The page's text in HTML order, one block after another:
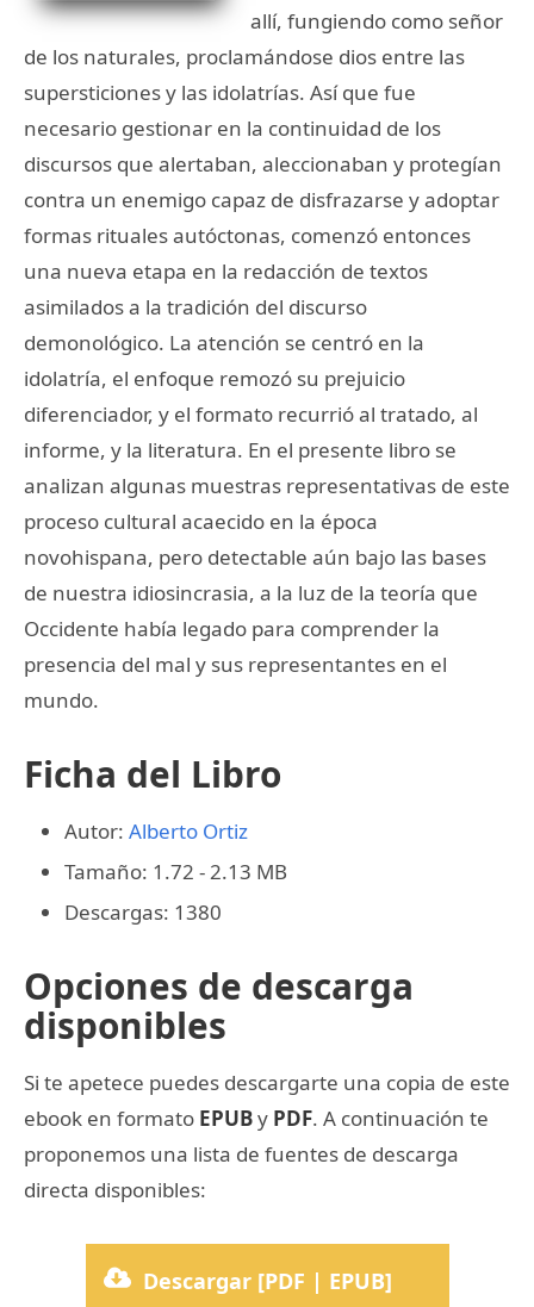
allí, fungiendo como señor
de los naturales, proclamándose dios entre las
supersticiones y las idolatrías. Así que fue
necesario gestionar en la continuidad de los
discursos que alertaban, aleccionaban y protegían
contra un enemigo capaz de disfrazarse y adoptar
formas rituales autóctonas, comenzó entonces
una nueva etapa en la redacción de textos
asimilados a la tradición del discurso
demonológico. La atención se centró en la
idolatría, el enfoque remozó su prejuicio
diferenciador, y el formato recurrió al tratado, al
informe, y la literatura. En el presente libro se
analizan algunas muestras representativas de este
proceso cultural acaecido en la época
novohispana, pero detectable aún bajo las bases
de nuestra idiosincrasia, a la luz de la teoría que
Occidente había legado para comprender la
presencia del mal y sus representantes en el
mundo.
Ficha del Libro
Autor: Alberto Ortiz
Tamaño: 1.72 - 2.13 MB
Descargas: 1380
Opciones de descarga
disponibles
Si te apetece puedes descargarte una copia de este
ebook en formato EPUBy PDF. A continuación te
proponemos una lista de fuentes de descarga
directa disponibles:
Descargar [PDF | EPUB]